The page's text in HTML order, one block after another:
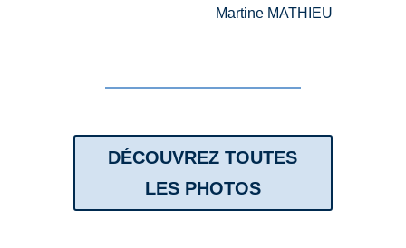
Martine MATHIEU
DÉCOUVREZ TOUTES
LES PHOTOS